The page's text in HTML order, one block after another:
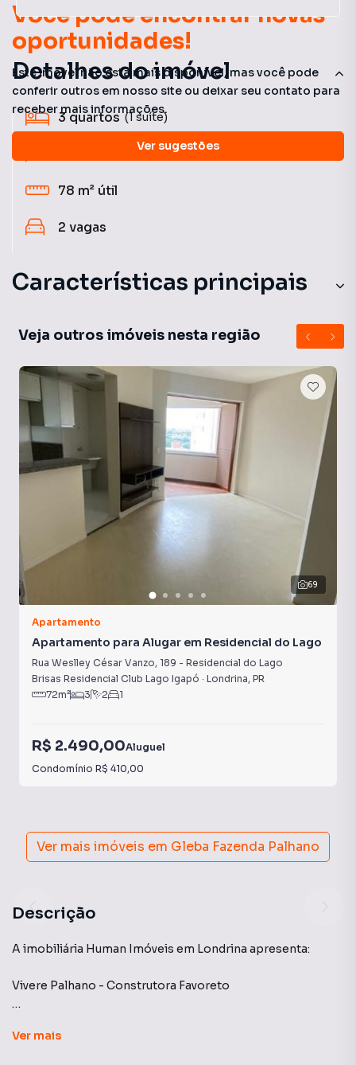
Você pode encontrar novas
oportunidades!
Este imóvel não está mais disponível, mas você pode
conferir outros em nosso site ou deixar seu contato para
receber mais informações.
Ver sugestões
Detalhes do imóvel
3quartos (1 suíte)
78 m² útil
2 vagas
Características principais
Armário Cozinha
Churrasqueira
Armário Suíte
Veja outros imóveis nesta região
69
Apartamento
Apartamento para Alugar em Residencial do Lago
Rua Weslley César Vanzo, 189 - Residencial do Lago
Brisas Residencial Club Lago Igapó · Londrina, PR
72m² 3 2 1
R$ 2.490,00Aluguel
Condomínio R$ 410,00
Ver mais imóveis em Gleba Fazenda Palhano
Descrição
A imobiliária Human Imóveis em Londrina apresenta:
Vivere Palhano - Construtora Favoreto
fácil acesso a rodovia. Esta unidade está em um andar
Ver mais